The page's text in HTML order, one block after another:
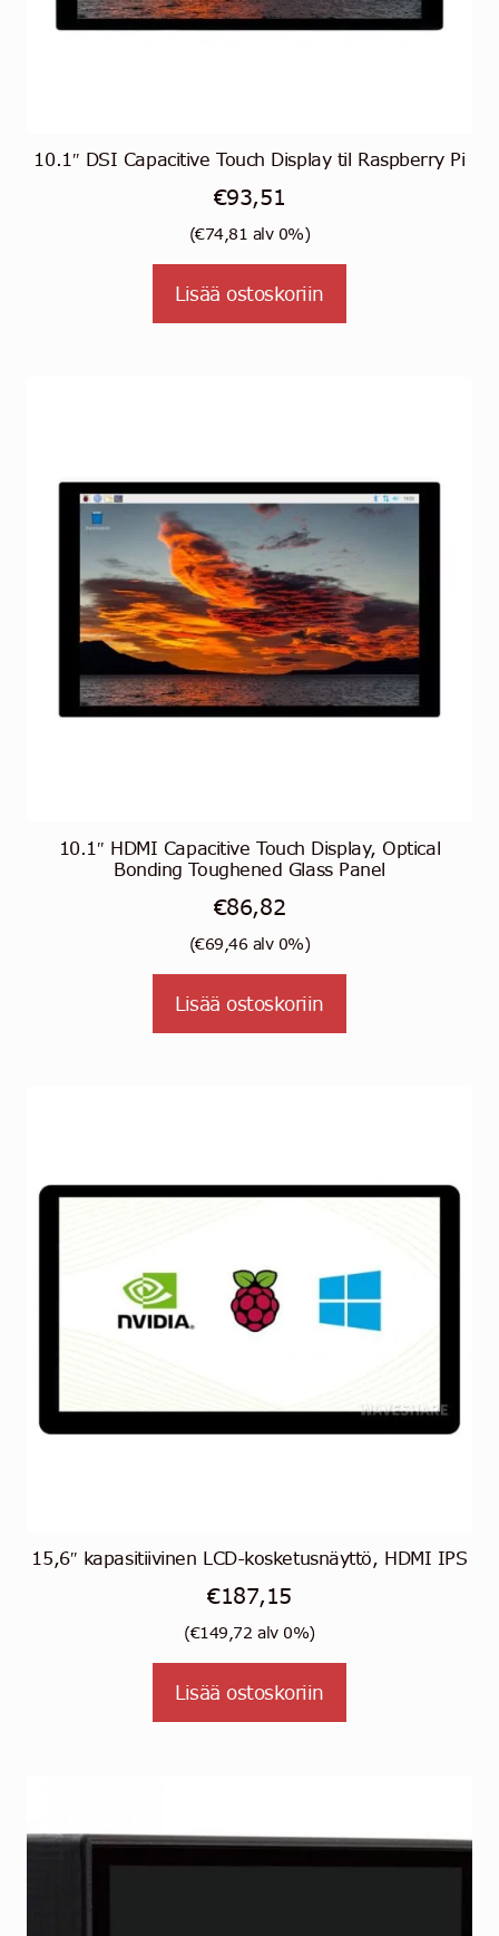
10.1″ DSI Capacitive Touch Display til Raspberry Pi
€93,51
(€74,81 alv 0%)
Lisää ostoskoriin
10.1″ HDMI Capacitive Touch Display, Optical
Bonding Toughened Glass Panel
€86,82
(€69,46alv 0%)
Lisää ostoskoriin
15,6″ kapasitiivinen LCD-kosketusnäyttö, HDMI IPS
€187,15
(€149,72 alv 0%)
Lisää ostoskoriin